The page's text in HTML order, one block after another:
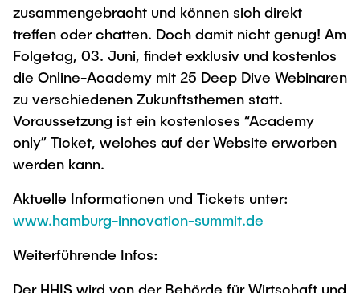
zusammengebracht und können sich direkt
treffen oder chatten. Doch damit nicht genug! Am
Folgetag, 03. Juni, findet exklusiv und kostenlos
die Online-Academy mit 25 Deep Dive Webinaren
zu verschiedenen Zukunftsthemen statt.
Voraussetzung ist ein kostenloses “Academy
only” Ticket, welches auf der Website erworben
werden kann.
Aktuelle Informationen und Tickets unter:
www.hamburg-innovation-summit.de
Weiterführende Infos:
Der HHIS wird von der Behörde für Wirtschaft und